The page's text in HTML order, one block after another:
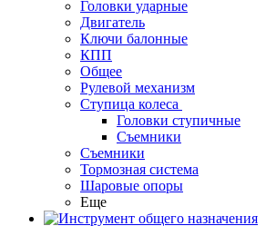
Головки ударные
Двигатель
Ключи балонные
КПП
Общее
Рулевой механизм
Ступица колеса
Головки ступичные
Съемники
Съемники
Тормозная система
Шаровые опоры
Еще